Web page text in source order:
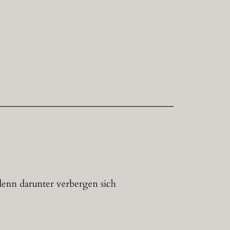
darunter verbergen sich